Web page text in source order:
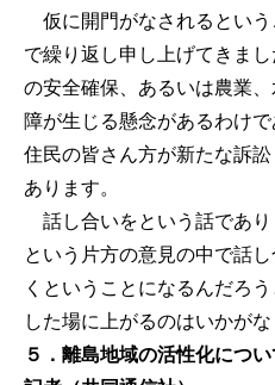
仮に開門がなされるという
で繰り返し申し上げてきま
の安全確保、あるいは農業
障が生じる懸念があるわけ
住民の皆さん方が新たな訴
あります。
話し合いをという話であり
という片方の意見の中で話
くということになるんだろ
した場に上がるのはいかが
５．離島地域の活性化につい